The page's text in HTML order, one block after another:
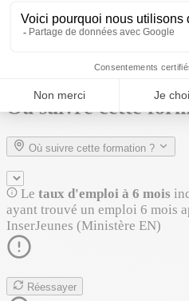
💼 Vitrier / Miroitier
💼Architecte d'intérieur
Couvreur / Zingueur
Voir 2 métiers de plus
Où suivre cette
Où suivre cette formation ?
Le taux d'emploi à 6 mois
ayant trouvé un emploi 6 mois
InserJeunes (Ministère EN)
Réessayer